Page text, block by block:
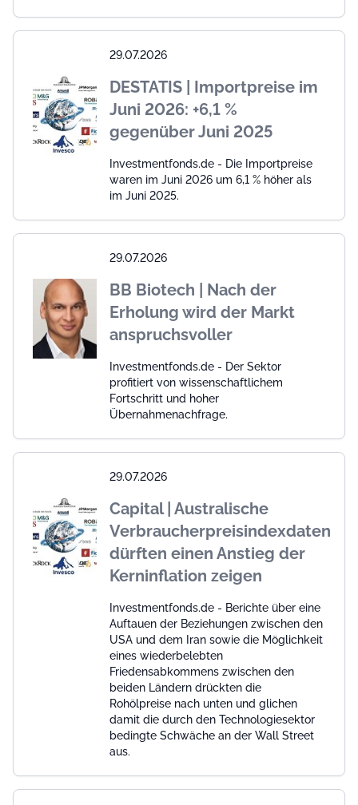
29.07.2026
DESTATIS | Importpreise im
Juni 2026: +6,1 %
gegenüber Juni 2025
Investmentfonds.de - Die Importpreise
waren im Juni 2026 um 6,1 % höher als
im Juni 2025.
29.07.2026
BB Biotech | Nach der
Erholung wird der Markt
anspruchsvoller
Investmentfonds.de - Der Sektor
profitiert von wissenschaftlichem
Fortschritt und hoher
Übernahmenachfrage.
29.07.2026
Capital | Australische
Verbraucherpreisindexdaten
dürften einen Anstieg der
Kerninflation zeigen
Investmentfonds.de - Berichte über eine
Auftauen der Beziehungen zwischen den
USA und dem Iran sowie die Möglichkeit
eines wiederbelebten
Friedensabkommens zwischen den
beiden Ländern drückten die
Rohölpreise nach unten und glichen
damit die durch den Technologiesektor
bedingte Schwäche an der Wall Street
aus.